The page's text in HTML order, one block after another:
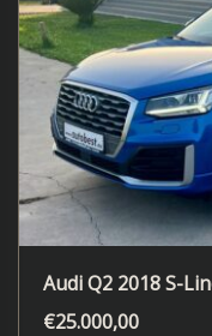
Audi Q2 2018 S-
€25.000,00